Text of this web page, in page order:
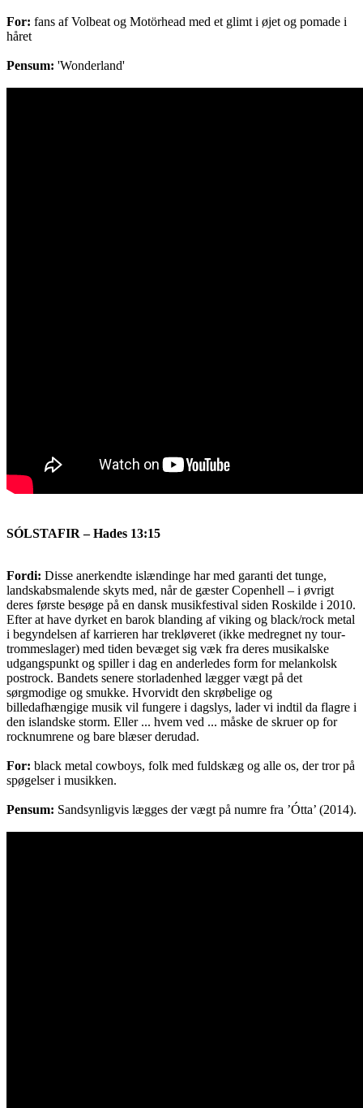
For: fans af Volbeat og Motörhead med et glimt i øjet og pomade i
håret
Pensum: 'Wonderland'
SÓLSTAFIR – Hades 13:15
Fordi: Disse anerkendte islændinge har med garanti det tunge,
landskabsmalende skyts med, når de gæster Copenhell – i øvrigt
deres første besøge på en dansk musikfestival siden Roskilde i 2010.
Efter at have dyrket en barok blanding af viking og black/rock metal
i begyndelsen af karrieren har trekløveret (ikke medregnet ny tour-
trommeslager) med tiden bevæget sig væk fra deres musikalske
udgangspunkt og spiller i dag en anderledes form for melankolsk
postrock. Bandets senere storladenhed lægger vægt på det
sørgmodige og smukke. Hvorvidt den skrøbelige og
billedafhængige musik vil fungere i dagslys, lader vi indtil da flagre i
den islandske storm. Eller ... hvem ved ... måske de skruer op for
rocknumrene og bare blæser derudad.
For: black metal cowboys, folk med fuldskæg og alle os, der tror på
spøgelser i musikken.
Pensum: Sandsynligvis lægges der vægt på numre fra ’Ótta’ (2014).